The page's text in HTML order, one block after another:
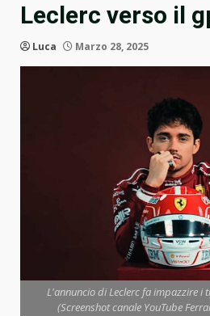
Leclerc verso il
Luca Marzo 28, 2025
L'annuncio di Leclerc fa impazzire i
(Screenshot canale YouTube